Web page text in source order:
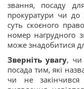
звання, посаду
прокуратури чи до
суть скоєного
номер нагрудного
може знадобитися
Зверніть увагу, чи
посада тим, які
чи не закінчився